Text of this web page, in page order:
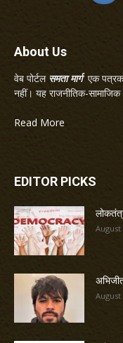
About Us
वेब पोर्टल समता मार्गएक
नहीं। यह राजनीतिक-
Read More
EDITOR PICKS
August
August